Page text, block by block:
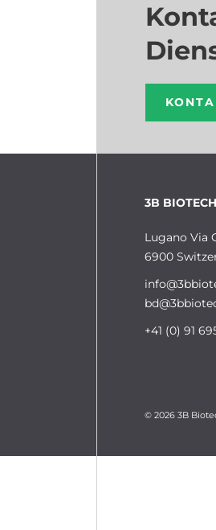
3B
Lugano Via
6900
+41 (0) 91
© 2026 3B